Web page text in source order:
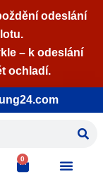
odeslání
– k odeslání
ochladí.
0